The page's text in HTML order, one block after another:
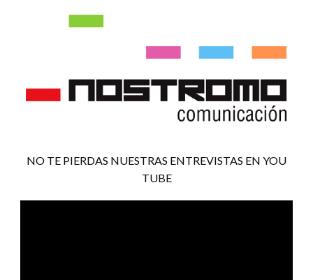
NO TE PIERDAS NUESTRAS ENTREVISTAS EN YOU
TUBE